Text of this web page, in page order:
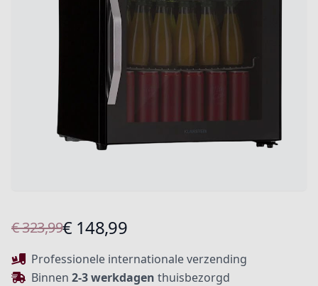
Product informatie
€ 323,99€ 148,99
Beschrijving
Professionele internationale verzending
Binnen 2-3 werkdagen thuisbezorgd